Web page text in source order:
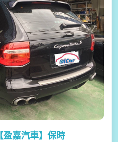
【盈嘉汽車】保時